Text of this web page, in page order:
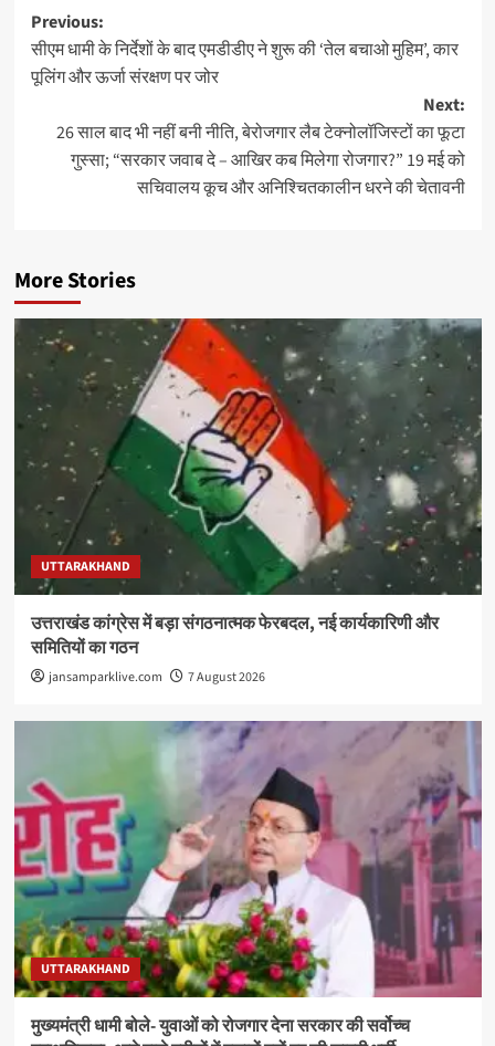
Post
navigation
Previous:
सीएम धामी के निर्देशों के बाद एमडीडीए ने शुरू की ‘तेल बचाओ मुहिम’, कार
पूलिंग और ऊर्जा संरक्षण पर जोर
Next:
26 साल बाद भी नहीं बनी नीति, बेरोजगार लैब टेक्नोलॉजिस्टों का फूटा
गुस्सा; “सरकार जवाब दे – आखिर कब मिलेगा रोजगार?” 19 मई को
सचिवालय कूच और अनिश्चितकालीन धरने की चेतावनी
More Stories
UTTARAKHAND
उत्तराखंड कांग्रेस में बड़ा संगठनात्मक फेरबदल, नई कार्यकारिणी और
समितियों का गठन
jansamparklive.com 7 August 2026
UTTARAKHAND
मुख्यमंत्री धामी बोले- युवाओं को रोजगार देना सरकार की सर्वोच्च